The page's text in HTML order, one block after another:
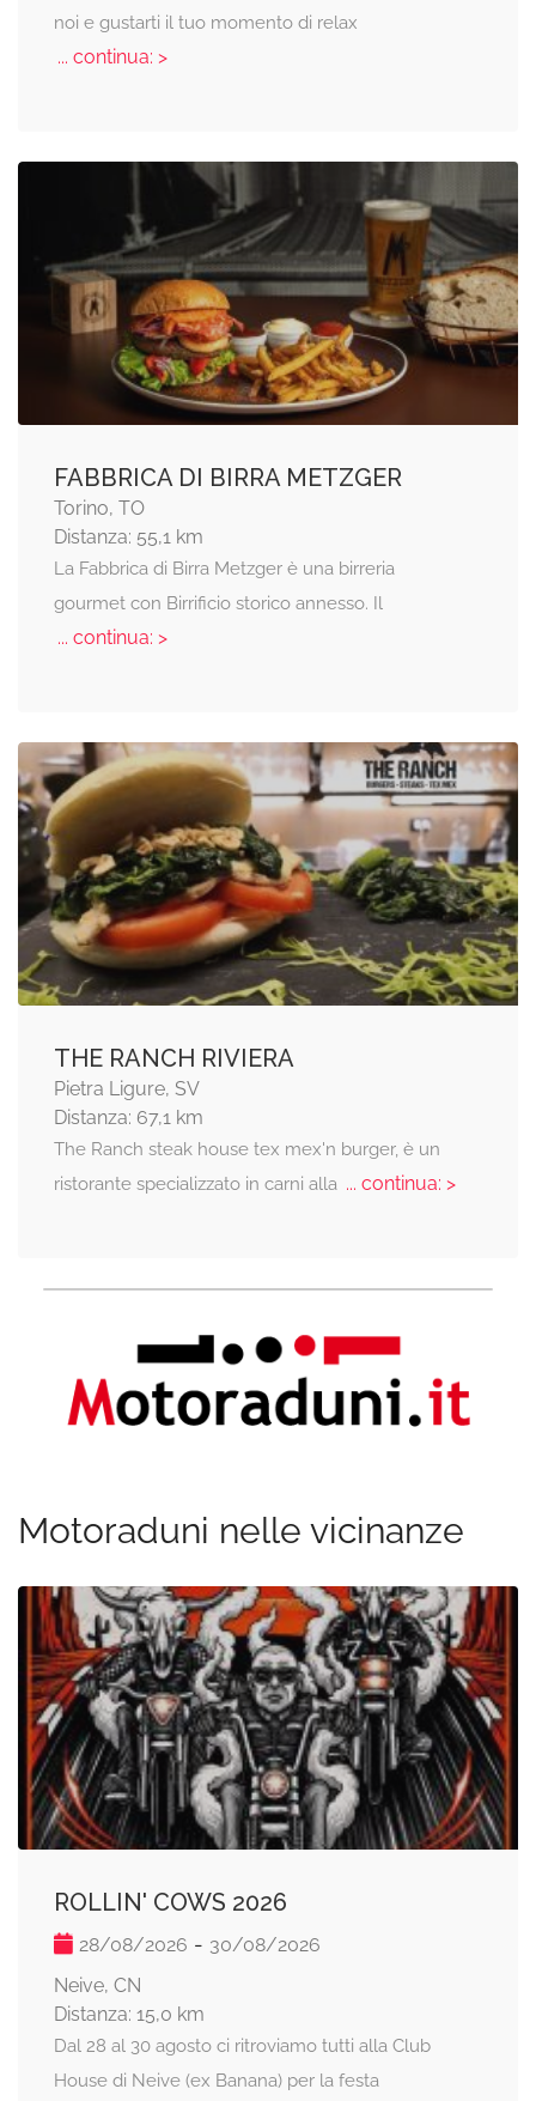
noi e gustarti il tuo momento di relax
... continua: >
FABBRICA DI BIRRA METZGER
Torino, TO
Distanza: 55,1 km
La Fabbrica di Birra Metzger è una birreria
gourmet con Birrificio storico annesso. Il
... continua: >
THE RANCH RIVIERA
Pietra Ligure, SV
Distanza: 67,1 km
The Ranch steak house tex mex'n burger, è un
ristorante specializzato in carni alla... continua: >
Motoraduni nelle vicinanze
ROLLIN' COWS 2026
28/08/2026 - 30/08/2026
Neive, CN
Distanza: 15,0 km
Dal 28 al 30 agosto ci ritroviamo tutti alla Club
House di Neive (ex Banana) per la festa